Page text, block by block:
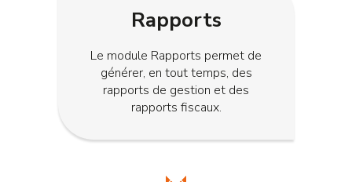
Rapports
Le module Rapports permet de
générer, en tout temps, des
rapports de gestion et des
rapports fiscaux.